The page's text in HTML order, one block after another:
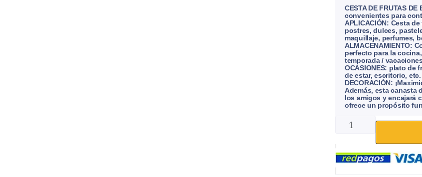
CESTA DE FRUTAS
convenientes para
APLICACIÓN: Cesta
postres, dulces,
maquillaje, perfumes,
ALMACENAMIENTO:
perfecto para la
temporada /
OCASIONES: plato de
de estar, escritorio, etc.
DECORACIÓN:
Además, esta canasta
los amigos y encajará
ofrece un propósito